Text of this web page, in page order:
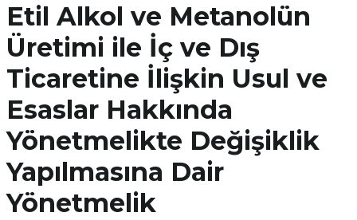
Etil Alkol ve Metanolün
Üretimi ile İç ve Dış
Ticaretine İlişkin Usul ve
Esaslar Hakkında
Yönetmelikte Değişiklik
Yapılmasına Dair
Yönetmelik